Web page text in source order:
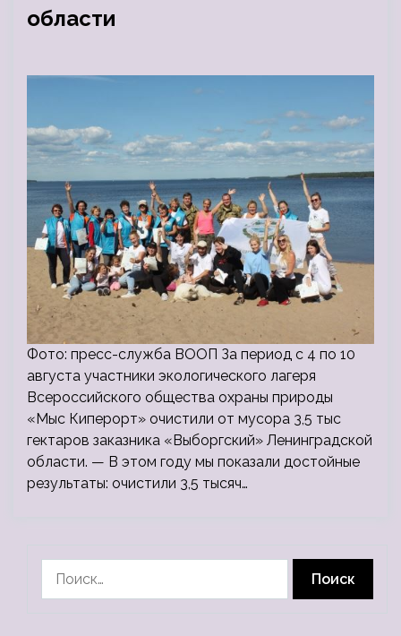
области
Фото: пресс-служба ВООП За период с 4 по 10
августа участники экологического лагеря
Всероссийского общества охраны природы
«Мыс Киперорт» очистили от мусора 3,5 тыс
гектаров заказника «Выборгский» Ленинградской
области. — В этом году мы показали достойные
результаты: очистили 3,5 тысяч…